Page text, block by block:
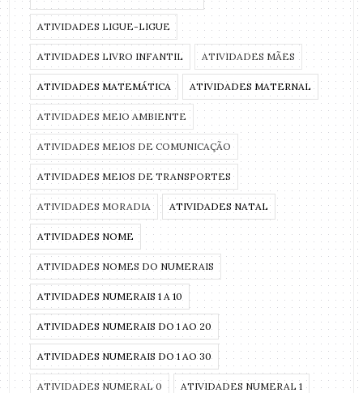
ATIVIDADES LIGUE-LIGUE
ATIVIDADES LIVRO INFANTIL ATIVIDADES MÃES
ATIVIDADES MATEMÁTICA ATIVIDADES MATERNAL
ATIVIDADES MEIO AMBIENTE
ATIVIDADES MEIOS DE COMUNICAÇÃO
ATIVIDADES MEIOS DE TRANSPORTES
ATIVIDADES MORADIA ATIVIDADES NATAL
ATIVIDADES NOME
ATIVIDADES NOMES DO NUMERAIS
ATIVIDADES NUMERAIS 1 A 10
ATIVIDADES NUMERAIS DO 1 AO 20
ATIVIDADES NUMERAIS DO 1 AO 30
ATIVIDADES NUMERAL 0 ATIVIDADES NUMERAL 1